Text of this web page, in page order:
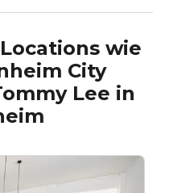
wie
City
Lee in